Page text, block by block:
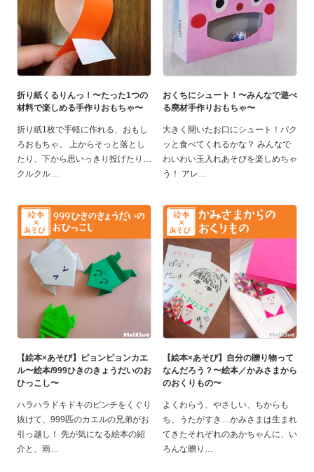
折り紙くるりんっ！〜たった1つの
材料で楽しめる手作りおもちゃ〜
折り紙1枚で手軽に作れる、おもし
ろおもちゃ。 上からそっと落とし
たり、下から思いっきり投げたり…
クルクル
おくちにシュート！〜みんなで遊べ
る廃材手作りおもちゃ〜
大きく開いたお口にシュート！パク
ッと食べてくれるかな？ みんなで
わいわい玉入れあそびを楽しめちゃ
う！ アレ
【絵本×あそび】ピョンピョンカエ
ル〜絵本/999ひきのきょうだいのお
ひっこし〜
ハラハラドキドキのピンチをくぐり
抜けて、999匹のカエルの兄弟がお
引っ越し！ 先が気になる絵本の紹
介と、雨
【絵本×あそび】自分の贈り物って
なんだろう？〜絵本／かみさまから
のおくりもの〜
よくわらう、やさしい、ちからも
ち、うたがすき…かみさまは生まれ
てきたそれぞれのあかちゃんに、い
ろんな贈り